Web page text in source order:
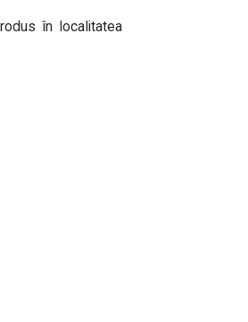
în localitatea